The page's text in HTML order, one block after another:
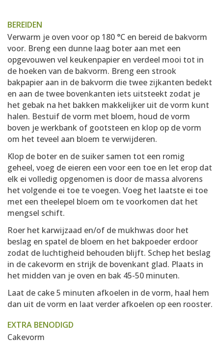
BEREIDEN
Verwarm je oven voor op 180 °C en bereid de bakvorm
voor. Breng een dunne laag boter aan met een
opgevouwen vel keukenpapier en verdeel mooi tot in
de hoeken van de bakvorm. Breng een strook
bakpapier aan in de bakvorm die twee zijkanten bedekt
en aan de twee bovenkanten iets uitsteekt zodat je
het gebak na het bakken makkelijker uit de vorm kunt
halen. Bestuif de vorm met bloem, houd de vorm
boven je werkbank of gootsteen en klop op de vorm
om het teveel aan bloem te verwijderen.
Klop de boter en de suiker samen tot een romig
geheel, voeg de eieren een voor een toe en let erop dat
elk ei volledig opgenomen is door de massa alvorens
het volgende ei toe te voegen. Voeg het laatste ei toe
met een theelepel bloem om te voorkomen dat het
mengsel schift.
Roer het karwijzaad en/of de mukhwas door het
beslag en spatel de bloem en het bakpoeder erdoor
zodat de luchtigheid behouden blijft. Schep het beslag
in de cakevorm en strijk de bovenkant glad. Plaats in
het midden van je oven en bak 45-50 minuten.
Laat de cake 5 minuten afkoelen in de vorm, haal hem
dan uit de vorm en laat verder afkoelen op een rooster.
EXTRA BENODIGD
Cakevorm